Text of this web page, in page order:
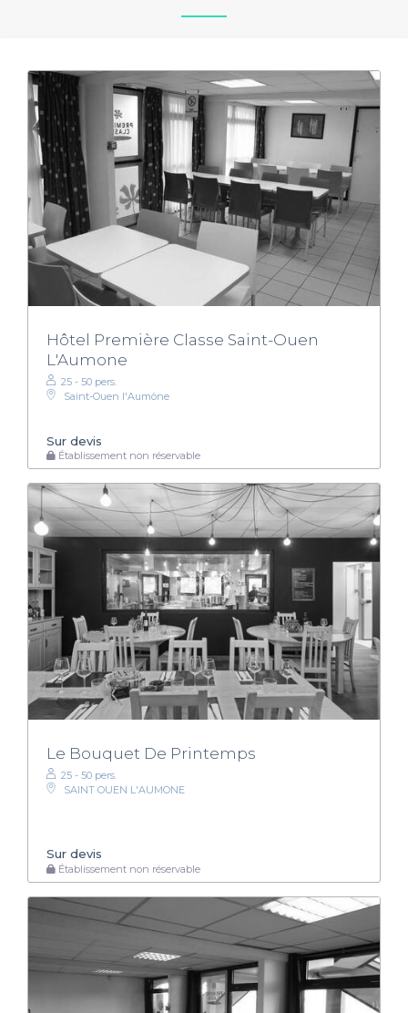
Hôtel Première Classe Saint-Ouen
L'Aumone
25 - 50 pers.
Saint-Ouen l'Aumône
Sur devis
Établissement non réservable
Le Bouquet De Printemps
25 - 50 pers.
SAINT OUEN L'AUMONE
Sur devis
Établissement non réservable